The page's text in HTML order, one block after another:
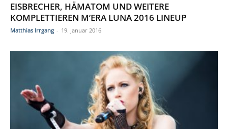
EISBRECHER, HÄMATOM UND WEITERE
KOMPLETTIEREN M’ERA LUNA 2016 LINEUP
Matthias Irrgang - 19. Januar 2016